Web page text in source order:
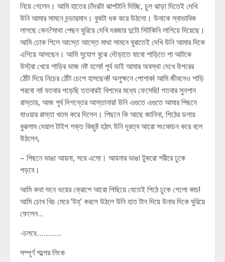
নিয়ে গেলেন। আমি হাতের চাঁদরটা ঝাপটানি দিচ্ছি, চুল ঝাড়া দিতেই দেখি
উনি আমার সামনে দন্ডায়মান। বুকটা ধক করে উঠলো। উনাকে স্বাভাবিক
লাগছে কেন?মাথা পেছন ঘুরিয়ে দেখি দরজার দুটো সিটকিনি লাগিয়ে দিয়েছে।
আমি ঢোক গিলে আস্তে আস্তে মাথা সামনে ঘুরাতেই দেখি উনি আমার দিকে
এগিয়ে আসছেন। আমি সুযোগ বুঝে দৌড়াতে যাবো শাড়িতে পা আটকে
উস্ট্রা খেয়ে শাড়ির ভাজ নষ্ট হলো! পূর্ব ভাই আমার অবস্থা দেখে উপরের
ঠোঁট দিয়ে নিচের ঠোঁট চেপে হাসছেন!! অলুক্ষনে পোশাক! আমি জীবনেও শাড়ি
পরবো না! যতবার পড়েছি ততবারই বিপদের মধ্যে ফেসেছি! গতবার সুনশান
রাস্তায়, আজ পূর্ব দিগন্তের আস্তানায়! উনি এগুতে এগুতে আমার পিছনে
যাওয়ার রাস্তা খতম করে দিলেন। পিছনে কি আছে জানিনা, পিঠের ডলায়
বুঝলাম দেয়াল টাইপ শক্ত কিছু!! হঠাৎ উনি দূরত্ব আরো সংকোচন করে বলে
উঠলেন,
– পিছনে ভাঙা আয়না, সরে এসো। আয়নার ভাঙা টুকরো শরীরে ঢুকে
পড়বে।
আমি কথা শুনে ভয়ের ক্রোশে আরো পিছিয়ে যেতেই পিঠে ঢুকে গেলো কাচ!
আমি চোখ খিচ মেরে ‘উহ্’ করলে উঠলে উনি হাত টান দিয়ে উনার দিকে ঘুরিয়ে
ফেলেন…
-চলবে…………..
সম্পূর্ণ গল্পের লিংক